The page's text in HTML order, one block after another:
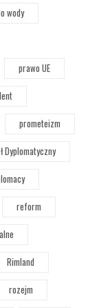
wody
prawo UE
prometeizm
Dyplomatyczny
reform
Rimland
rozejm